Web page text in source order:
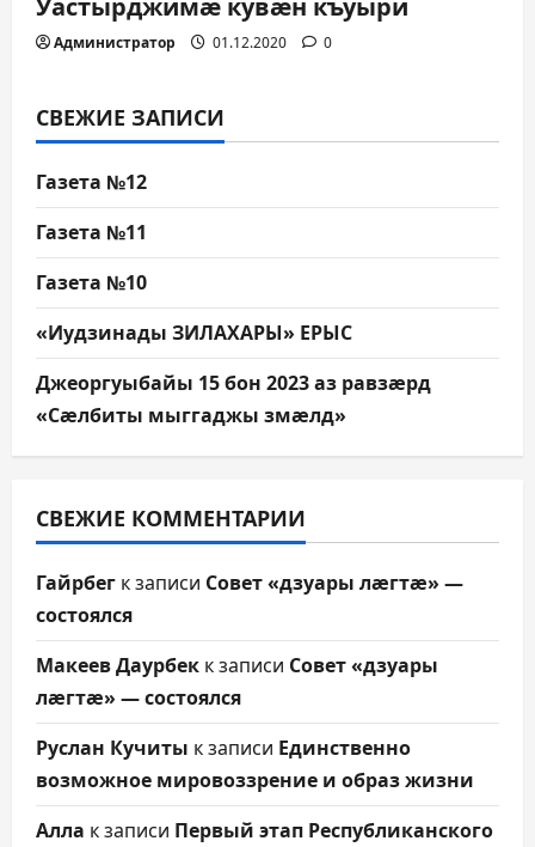
Администратор 01.12.2020 0
СВЕЖИЕ ЗАПИСИ
Газета №12
Газета №11
Газета №10
«Иудзинады ЗИЛАХАРЫ» ЕРЫС
Джеоргуыбайы 15 бон 2023 аз равзæрд
«Сæлбиты мыггаджы змæлд»
СВЕЖИЕ КОММЕНТАРИИ
Гайрбег к записи Совет «дзуары лæгтæ» —
состоялся
Макеев Даурбек к записи Совет «дзуары
лæгтæ» — состоялся
Руслан Кучиты к записи Единственно
возможное мировоззрение и образ жизни
Алла к записи Первый этап Республиканского